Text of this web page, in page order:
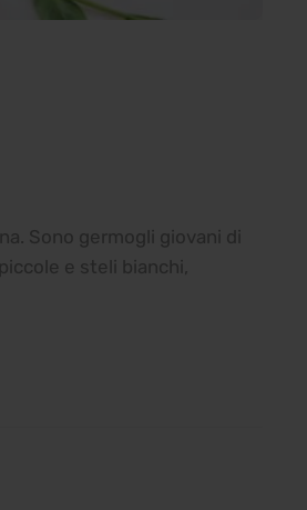
Sono germogli giovani di
e steli bianchi,